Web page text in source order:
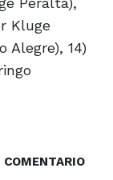
Kluge
Alegre), 14)